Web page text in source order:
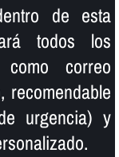
de esta
todos los
como correo
recomendable
urgencia) y